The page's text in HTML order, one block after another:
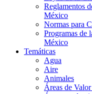
Reglamentos
México
Normas para
Programas de
México
Temáticas
Agua
Aire
Animales
Áreas de